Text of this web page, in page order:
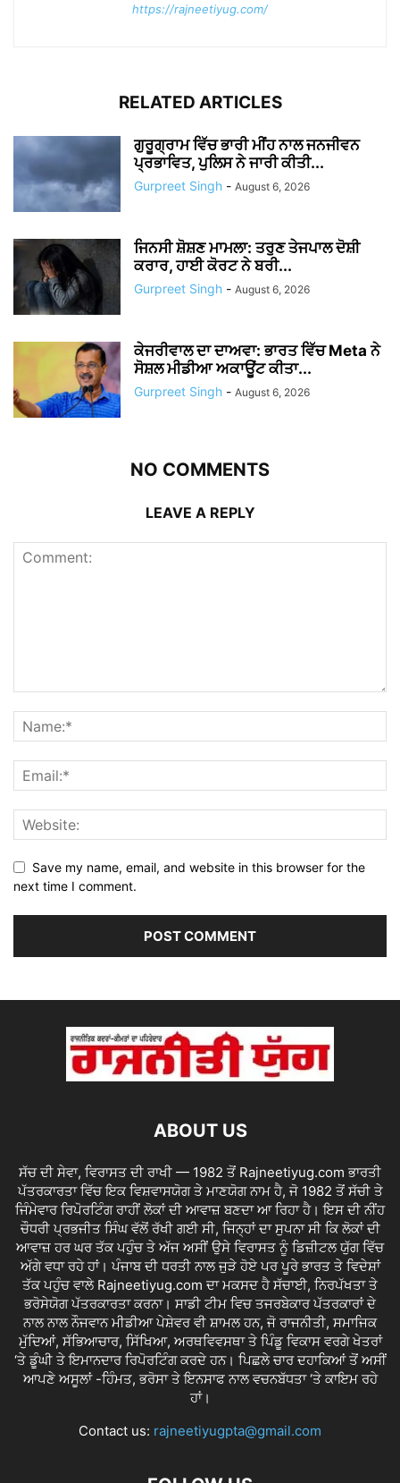
https://rajneetiyug.com/
RELATED ARTICLES
ਗੁਰੂਗ੍ਰਾਮ ਵਿੱਚ ਭਾਰੀ ਮੀਂਹ ਨਾਲ ਜਨਜੀਵਨ
ਪ੍ਰਭਾਵਿਤ, ਪੁਲਿਸ ਨੇ ਜਾਰੀ ਕੀਤੀ...
Gurpreet Singh - August 6, 2026
ਜਿਨਸੀ ਸ਼ੋਸ਼ਣ ਮਾਮਲਾ: ਤਰੁਣ ਤੇਜਪਾਲ ਦੋਸ਼ੀ
ਕਰਾਰ, ਹਾਈ ਕੋਰਟ ਨੇ ਬਰੀ...
Gurpreet Singh - August 6, 2026
ਕੇਜਰੀਵਾਲ ਦਾ ਦਾਅਵਾ: ਭਾਰਤ ਵਿੱਚ Meta ਨੇ
ਸੋਸ਼ਲ ਮੀਡੀਆ ਅਕਾਊਂਟ ਕੀਤਾ...
Gurpreet Singh - August 6, 2026
NO COMMENTS
LEAVE A REPLY
Save my name, email, and website in this browser for the
next time I comment.
ABOUT US
ਸੱਚ ਦੀ ਸੇਵਾ, ਵਿਰਾਸਤ ਦੀ ਰਾਖੀ — 1982 ਤੋਂ Rajneetiyug.com ਭਾਰਤੀ
ਪੱਤਰਕਾਰਤਾ ਵਿੱਚ ਇਕ ਵਿਸ਼ਵਾਸਯੋਗ ਤੇ ਮਾਣਯੋਗ ਨਾਮ ਹੈ, ਜੋ 1982 ਤੋਂ ਸੱਚੀ ਤੇ
ਜਿੰਮੇਵਾਰ ਰਿਪੋਰਟਿੰਗ ਰਾਹੀਂ ਲੋਕਾਂ ਦੀ ਆਵਾਜ਼ ਬਣਦਾ ਆ ਰਿਹਾ ਹੈ। ਇਸ ਦੀ ਨੀਂਹ
ਚੌਧਰੀ ਪ੍ਰਭਜੀਤ ਸਿੰਘ ਵੱਲੋਂ ਰੱਖੀ ਗਈ ਸੀ, ਜਿਨ੍ਹਾਂ ਦਾ ਸੁਪਨਾ ਸੀ ਕਿ ਲੋਕਾਂ ਦੀ
ਆਵਾਜ਼ ਹਰ ਘਰ ਤੱਕ ਪਹੁੰਚ ਤੇ ਅੱਜ ਅਸੀਂ ਉਸੇ ਵਿਰਾਸਤ ਨੂੰ ਡਿਜ਼ੀਟਲ ਯੁੱਗ ਵਿੱਚ
ਅੱਗੇ ਵਧਾ ਰਹੇ ਹਾਂ। ਪੰਜਾਬ ਦੀ ਧਰਤੀ ਨਾਲ ਜੁੜੇ ਹੋਏ ਪਰ ਪੂਰੇ ਭਾਰਤ ਤੇ ਵਿਦੇਸ਼ਾਂ
ਤੱਕ ਪਹੁੰਚ ਵਾਲੇ Rajneetiyug.com ਦਾ ਮਕਸਦ ਹੈ ਸੱਚਾਈ, ਨਿਰਪੱਖਤਾ ਤੇ
ਭਰੋਸੇਯੋਗ ਪੱਤਰਕਾਰਤਾ ਕਰਨਾ। ਸਾਡੀ ਟੀਮ ਵਿਚ ਤਜਰਬੇਕਾਰ ਪੱਤਰਕਾਰਾਂ ਦੇ
ਨਾਲ ਨਾਲ ਨੌਜਵਾਨ ਮੀਡੀਆ ਪੇਸ਼ੇਵਰ ਵੀ ਸ਼ਾਮਲ ਹਨ, ਜੋ ਰਾਜਨੀਤੀ, ਸਮਾਜਿਕ
ਮੁੱਦਿਆਂ, ਸੱਭਿਆਚਾਰ, ਸਿੱਖਿਆ, ਅਰਥਵਿਵਸਥਾ ਤੇ ਪਿੰਡੂ ਵਿਕਾਸ ਵਰਗੇ ਖੇਤਰਾਂ
‘ਤੇ ਡੂੰਘੀ ਤੇ ਇਮਾਨਦਾਰ ਰਿਪੋਰਟਿੰਗ ਕਰਦੇ ਹਨ। ਪਿਛਲੇ ਚਾਰ ਦਹਾਕਿਆਂ ਤੋਂ ਅਸੀਂ
ਆਪਣੇ ਅਸੂਲਾਂ -ਹਿੰਮਤ, ਭਰੋਸਾ ਤੇ ਇਨਸਾਫ ਨਾਲ ਵਚਨਬੱਧਤਾ ‘ਤੇ ਕਾਇਮ ਰਹੇ
ਹਾਂ।
Contact us: rajneetiyugpta@gmail.com